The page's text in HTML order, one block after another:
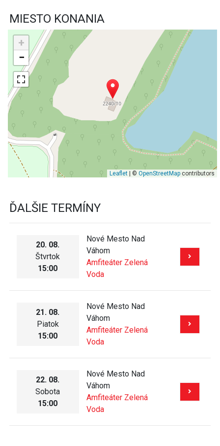
MIESTO KONANIA
+
−
Leaflet| © OpenStreetMapcontributors
ĎALŠIE TERMÍNY
20. 08.
Štvrtok
15:00
Nové Mesto Nad
Váhom
Amfiteáter Zelená
Voda
21. 08.
Piatok
15:00
Nové Mesto Nad
Váhom
Amfiteáter Zelená
Voda
22. 08.
Sobota
15:00
Nové Mesto Nad
Váhom
Amfiteáter Zelená
Voda